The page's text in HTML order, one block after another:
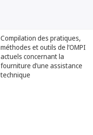
Compilation des pratiques,
méthodes et outils de l’OMPI
actuels concernant la
fourniture d’une assistance
technique